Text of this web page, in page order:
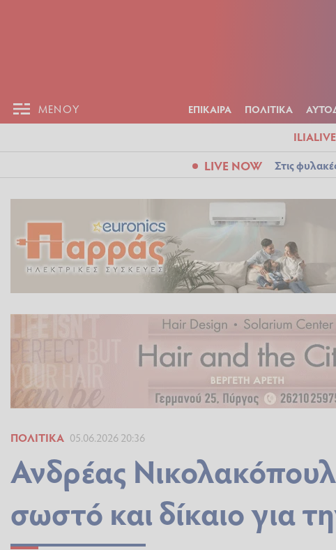
ΜΕΝΟΥ ΕΠΙΚΑΙΡΑ ΠΟΛΙΤΙΚΑ
LIVE NOW Στις
ΠΟΛΙΤΙΚΆ 05.06.2026 20:36
Ανδρέας
σωστό και δίκαιο για